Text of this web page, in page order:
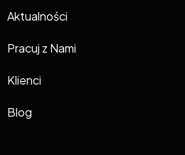
Aktualności
Pracuj z Nami
Klienci
Blog